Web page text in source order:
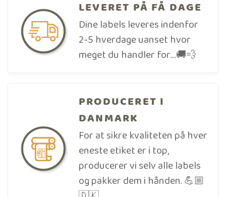
LEVERET PÅ FÅ DAGE
Dine labels leveres indenfor
2-5 hverdage uanset hvor
meget du handler for....🚚💨
PRODUCERET I
DANMARK
For at sikre kvaliteten på hver
eneste etiket er i top,
producerer vi selv alle labels
og pakker dem i hånden. 💪🏼